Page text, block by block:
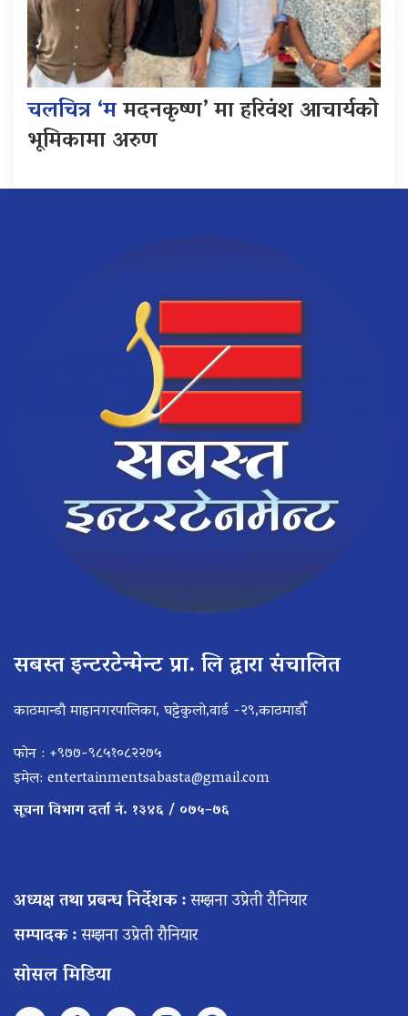
चलचित्र ‘ममदनकृष्ण’ मा हरिवंश आचार्यको
भूमिकामा अरुण
सबस्त इन्टरटेन्मेन्ट प्रा. लि द्वारा संचालित
काठमान्डौ माहानगरपालिका, घट्टेकुलो,वार्ड -२९,काठमाडौँ
फोन : +९७७-९८५१०८२२७५
इमेल: entertainmentsabasta@gmail.com
सूचना विभाग दर्ता नं. १३४६ / ०७५–७६
अध्यक्ष तथा प्रबन्ध निर्देशक :सम्झना उप्रेती रौनियार
सम्पादक :सम्झना उप्रेती रौनियार
सोसल मिडिया